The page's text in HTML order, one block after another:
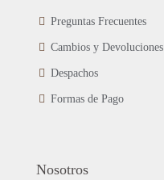
Preguntas Frecuentes
Cambios y Devoluciones
Despachos
Formas de Pago
Nosotros